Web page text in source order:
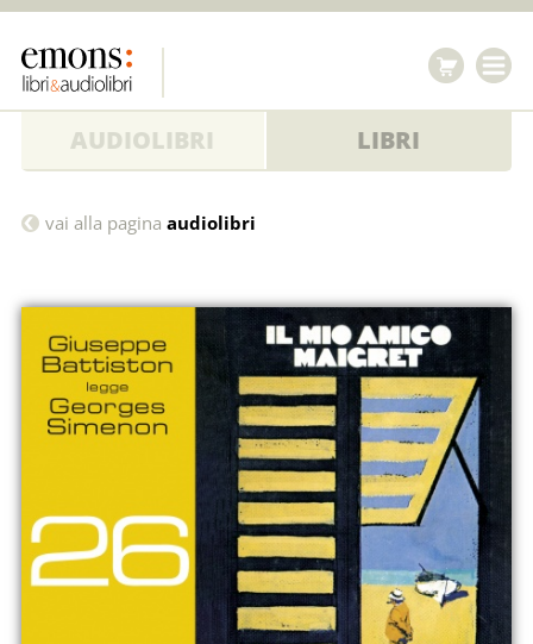
AUDIOLIBRI LIBRI
Il
amico
Maigret
vai alla pagina audiolibri